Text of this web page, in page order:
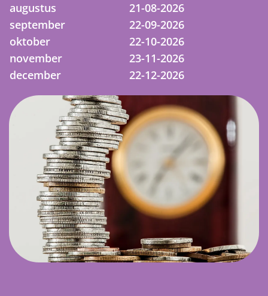
augustus
21-08-2026
september
22-09-2026
oktober
22-10-2026
november
23-11-2026
december
22-12-2026